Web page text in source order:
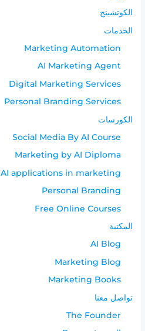
الكوتشينج
الخدمات
Marketing Automation
AI Marketing Agent
Digital Marketing Services
Personal Branding Services
الكورسات
Social Media By AI Course
Marketing by AI Diploma
AI applications in marketing
Personal Branding
Free Online Courses
المكتبة
AI Blog
Marketing Blog
Marketing Books
تواصل معنا
The Founder